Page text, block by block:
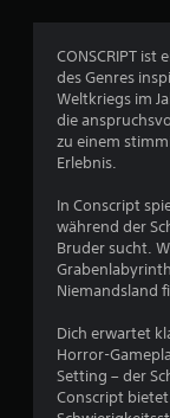
CONSCRIPT
des Genres
Weltkriegs im
die
zu einem
Erlebnis.
In Conscript
während der
Bruder sucht.
Niemandsland
Dich erwartet
Horror-
Setting – der
Conscript